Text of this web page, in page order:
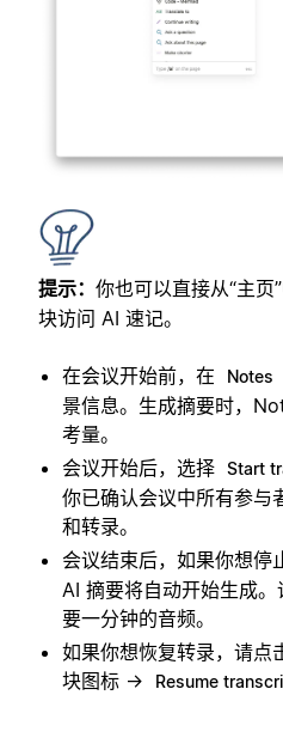
提示： 你也可以直接从“主页
块访问 AI 速记。
在会议开始前，在 Notes
景信息。生成摘要时，
考量。
会议开始后，选择 Start
你已确认会议中所有参与
和转录。
会议结束后，如果你想停
AI 摘要将自动开始生成
要一分钟的音频。
如果你想恢复转录，请点
块图标 →
Resume